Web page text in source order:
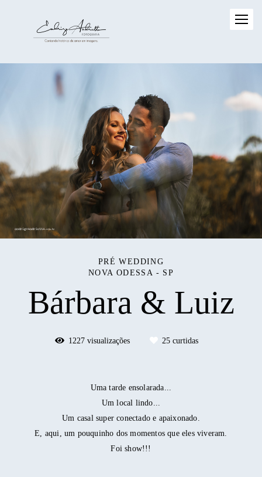
PRÉ WEDDING
NOVA ODESSA - SP
Bárbara & Luiz
1227 visualizações 25 curtidas
Uma tarde ensolarada...
Um local lindo...
Um casal super conectado e apaixonado.
E, aqui, um pouquinho dos momentos que eles viveram.
Foi show!!!